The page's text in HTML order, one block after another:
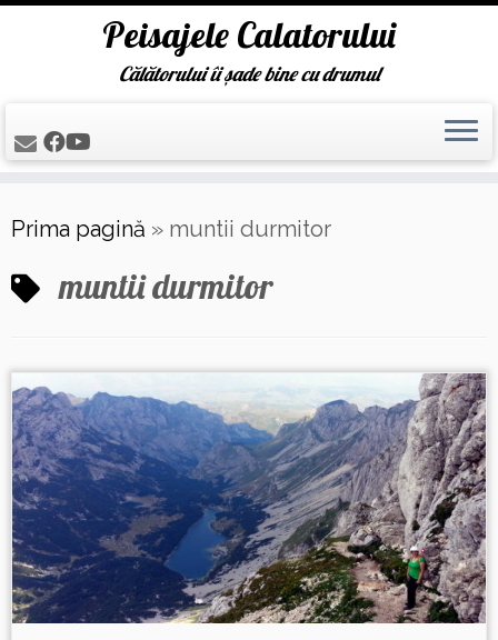
to
content
Peisajele Calatorului
Călătorului îi șade bine cu drumul
Prima pagină » muntii durmitor
muntii durmitor